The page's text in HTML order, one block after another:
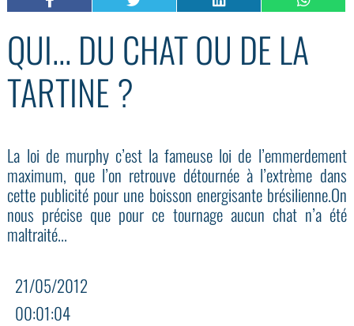
QUI... DU CHAT OU DE LA
TARTINE ?
La loi de murphy c’est la fameuse loi de l’emmerdement
maximum, que l’on retrouve détournée à l’extrème dans
cette publicité pour une boisson energisante brésilienne.On
nous précise que pour ce tournage aucun chat n’a été
maltraité...
21/05/2012
00:01:04